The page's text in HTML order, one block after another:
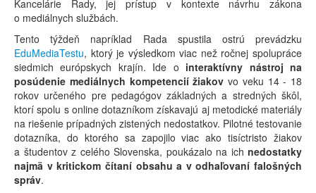
Kancelárie Rady, jej prístup v kontexte návrhu zákona
o mediálnych službách.
Tento týždeň napríklad Rada spustila ostrú prevádzku
EduMediaTestu, ktorý je výsledkom viac než ročnej spolupráce
siedmich európskych krajín. Ide o interaktívny nástroj na
posúdenie mediálnych kompetencií žiakov vo veku 14 - 18
rokov určeného pre pedagógov základných a stredných škôl,
ktorí spolu s online dotazníkom získavajú aj metodické materiály
na riešenie prípadných zistených nedostatkov. Pilotné testovanie
dotazníka, do ktorého sa zapojilo viac ako tisíctristo žiakov
a študentov z celého Slovenska, poukázalo na ich nedostatky
najmä v kritickom čítaní obsahu a v odhaľovaní falošných
správ.